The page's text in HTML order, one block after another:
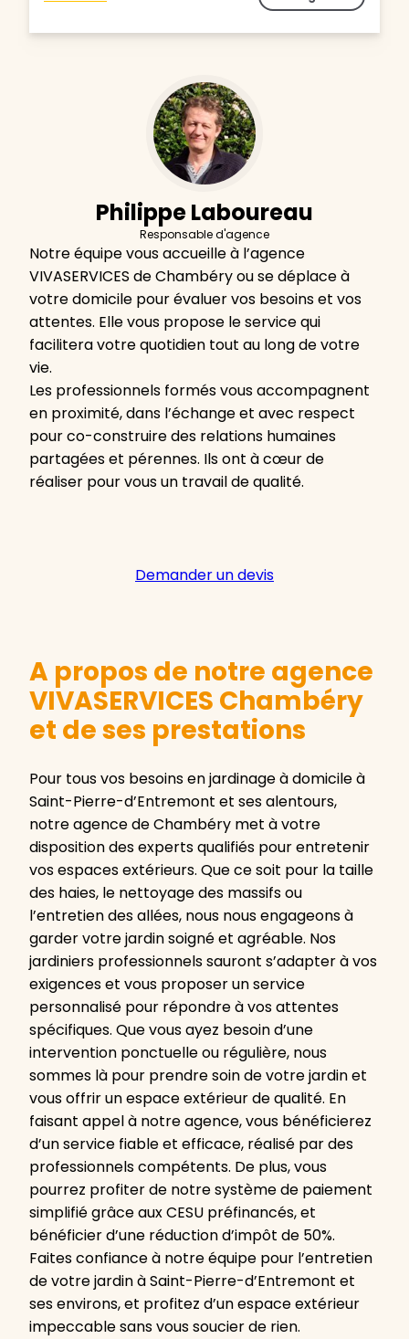
Philippe Laboureau
Responsable d'agence
Notre équipe vous accueille à l’agence
VIVASERVICES de Chambéry ou se déplace à
votre domicile pour évaluer vos besoins et vos
attentes. Elle vous propose le service qui
facilitera votre quotidien tout au long de votre
vie.
Les professionnels formés vous accompagnent
en proximité, dans l’échange et avec respect
pour co-construire des relations humaines
partagées et pérennes. Ils ont à cœur de
réaliser pour vous un travail de qualité.
Demander un devis
A propos de notre agence
VIVASERVICES Chambéry
et de ses prestations
Pour tous vos besoins en jardinage à domicile à
Saint-Pierre-d’Entremont et ses alentours,
notre agence de Chambéry met à votre
disposition des experts qualifiés pour entretenir
vos espaces extérieurs. Que ce soit pour la taille
des haies, le nettoyage des massifs ou
l’entretien des allées, nous nous engageons à
garder votre jardin soigné et agréable. Nos
jardiniers professionnels sauront s’adapter à vos
exigences et vous proposer un service
personnalisé pour répondre à vos attentes
spécifiques. Que vous ayez besoin d’une
intervention ponctuelle ou régulière, nous
sommes là pour prendre soin de votre jardin et
vous offrir un espace extérieur de qualité. En
faisant appel à notre agence, vous bénéficierez
d’un service fiable et efficace, réalisé par des
professionnels compétents. De plus, vous
pourrez profiter de notre système de paiement
simplifié grâce aux CESU préfinancés, et
bénéficier d’une réduction d’impôt de 50%.
Faites confiance à notre équipe pour l’entretien
de votre jardin à Saint-Pierre-d’Entremont et
ses environs, et profitez d’un espace extérieur
impeccable sans vous soucier de rien.